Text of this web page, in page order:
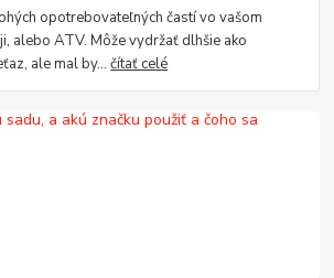
opotrebovateľných častí vo vašom
alebo ATV. Môže vydržať dlhšie ako
ale mal by...čítať celé